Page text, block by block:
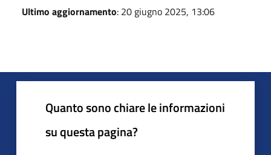
Ultimo aggiornamento: 20 giugno 2025, 13:06
Quanto sono chiare le informazioni
su questa pagina?